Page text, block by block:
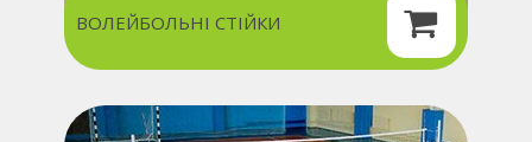
ВОЛЕЙБОЛЬНІ СТІЙКИ